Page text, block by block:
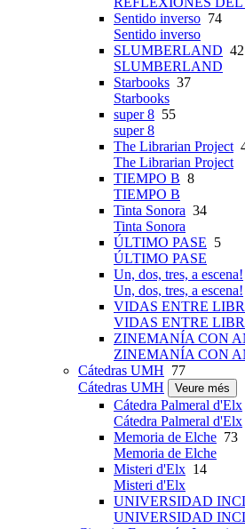
Sentido inverso 74
Sentido inverso
SLUMBERLAND 42
SLUMBERLAND
Starbooks 37
Starbooks
super 8 55
super 8
The Librarian Project
The Librarian Project
TIEMPO B 8
TIEMPO B
Tinta Sonora 34
Tinta Sonora
ÚLTIMO PASE 5
ÚLTIMO PASE
Un, dos, tres, a escena!
Un, dos, tres, a escena!
VIDAS ENTRE
VIDAS ENTRE
ZINEMANÍA CON
ZINEMANÍA CON
Cátedras UMH 77
Cátedras UMH
Veure més
Cátedra Palmeral d'Elx
Cátedra Palmeral d'Elx
Memoria de Elche 73
Memoria de Elche
Misteri d'Elx 14
Misteri d'Elx
UNIVERSIDAD
UNIVERSIDAD